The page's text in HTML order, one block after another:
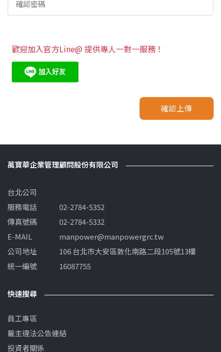
歡迎加入官方Line@ 提供專人一對一服務！
確認上傳
萬寶華企業管理顧問股份有限公司
台北公司
服務電話
02-2784-5352
傳真號碼
02-2784-5332
E-MAIL
manpower@manpowergrc.tw
公司地址
106 台北市大安區敦化南路二段105號13樓
統一編號
16087755
快速搜尋
員工專區
雇主違法公告連結
投資者關係